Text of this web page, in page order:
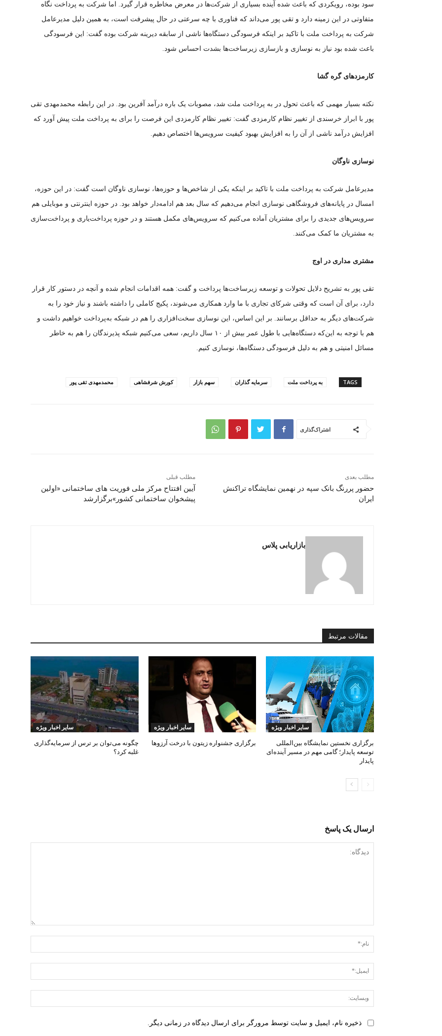
سود بوده، رویکردی که باعث شده آینده بسیاری از شرکت‌ها در معرض مخاطره قرار گیرد. اما شرکت به پرداخت نگاه
متفاوتی در این زمینه دارد و تقی پور می‌داند که فناوری با چه سرعتی در حال پیشرفت است، به همین دلیل مدیرعامل
شرکت به پرداخت ملت با تاکید بر اینکه فرسودگی دستگاه‌ها ناشی از سابقه دیرینه شرکت بوده گفت: این فرسودگی
باعث شده بود نیاز به نوسازی و بازسازی زیرساخت‌ها بشدت احساس شود.
کارمزد‌های گره گشا
نکته بسیار مهمی که باعث تحول در به پرداخت ملت شد، مصوبات یک باره درآمد آفرین بود. در این رابطه محمدمهدی تقی
پور با ابراز خرسندی از تغییر نظام کارمزدی گفت: تغییر نظام کارمزدی این فرصت را برای به پرداخت ملت پیش آورد که
افزایش درآمد ناشی از آن را به افزایش بهبود کیفیت سرویس‌ها اختصاص دهیم.
نوسازی ناوگان
مدیرعامل شرکت به پرداخت ملت با تاکید بر اینکه یکی از شاخص‌ها و حوزه‌ها، نوسازی ناوگان است گفت: در این حوزه،
امسال در پایانه‌های فروشگاهی نوسازی انجام می‌دهیم که سال بعد هم ادامه‌دار خواهد بود. در حوزه اینترنتی و موبایلی هم
سرویس‌های جدیدی را برای مشتریان آماده می‌کنیم که سرویس‌های مکمل هستند و در حوزه پرداخت‌یاری و پرداخت‌سازی
به مشتریان ما کمک می‌کنند.
مشتری مداری در اوج
تقی پور به تشریح دلایل تحولات و توسعه زیرساخت‌ها پرداخت و گفت: همه اقدامات انجام شده و آنچه در دستور کار قرار
دارد، برای آن است که وقتی شرکای تجاری با ما وارد همکاری می‌شوند، پکیج کاملی را داشته باشند و نیاز خود را به
شرکت‌های دیگر به حداقل برسانند. بر این اساس، این نوسازی سخت‌افزاری را هم در شبکه به‌پرداخت خواهیم داشت و
هم با توجه به این‌که دستگاه‌هایی با طول عمر بیش از ۱۰ سال داریم، سعی می‌کنیم شبکه پذیرندگان را هم به خاطر
مسائل امنیتی و هم به دلیل فرسودگی دستگاه‌ها، نوسازی کنیم.
TAGS به پرداخت ملت سرمایه گذاران سهم بازار کورش شرفشاهی محمدمهدی تقی پور
اشتراک‌گذاری
مطلب قبلی
آیین افتتاح مرکز ملی فوریت های ساختمانی «اولین
پیشخوان ساختمانی کشور»برگزارشد
مطلب بعدی
حضور پررنگ بانک سپه در نهمین نمایشگاه تراکنش
ایران
بازاریابی پلاس
مقالات مرتبط
سایر اخبار ویژه
برگزاری نخستین نمایشگاه بین‌المللی
توسعه پایدار؛ گامی مهم در مسیر آینده‌ای
پایدار
سایر اخبار ویژه
برگزاری جشنواره زیتون با درخت آرزوها
سایر اخبار ویژه
چگونه می‌توان بر ترس از سرمایه‌گذاری
غلبه کرد؟
ارسال یک پاسخ
ذخیره نام، ایمیل و سایت توسط مرورگر برای ارسال دیدگاه در زمانی دیگر.